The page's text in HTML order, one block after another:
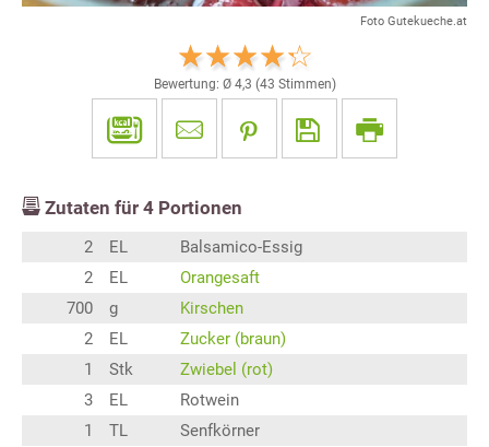
Foto Gutekueche.at
Bewertung: Ø 4,3 (43 Stimmen)
Zutaten für 4 Portionen
2 EL
Balsamico-Essig
2
EL
Orangesaft
700
g
Kirschen
2
EL
Zucker (braun)
1
Stk
Zwiebel (rot)
3
EL
Rotwein
1
TL
Senfkörner